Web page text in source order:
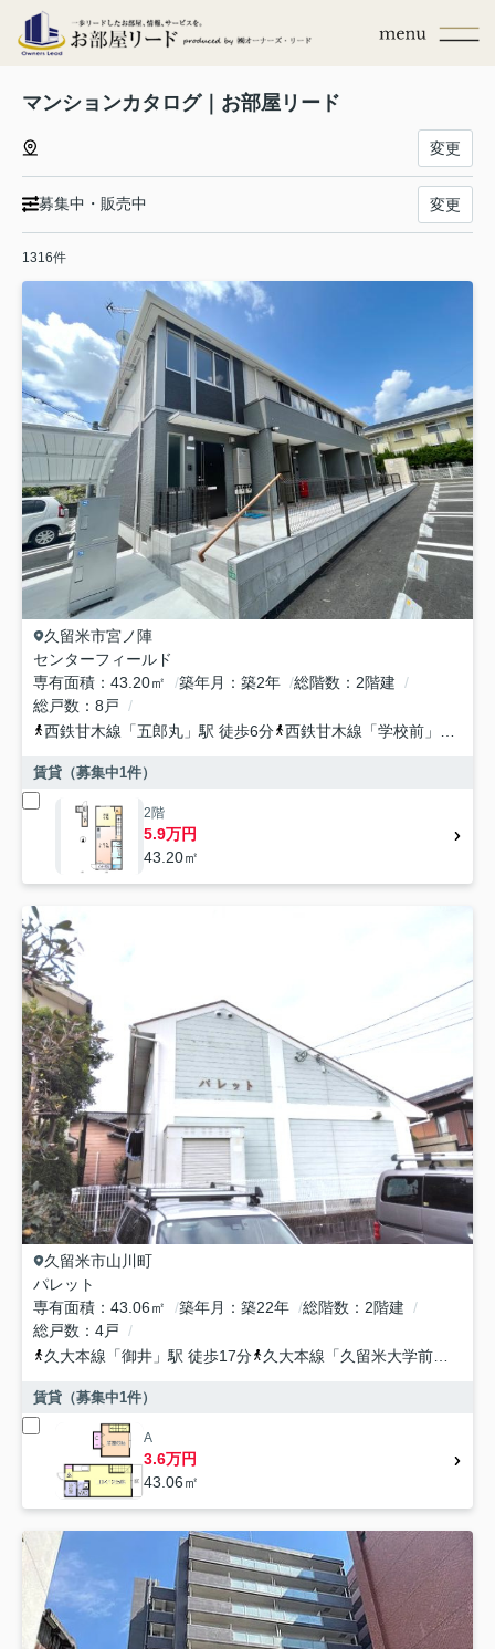
マンションカタログ｜お部屋リード
変更
募集中・販売中 変更
1316件
久留米市宮ノ陣
センターフィールド
専有面積
43.20㎡ 築年月 築2年 総階数
2階建
総戸数
8戸
西鉄甘木線 「五郎丸 」駅 徒歩6分 西鉄甘木線 「学校前 」駅 徒歩13分
賃貸（募集中1件）
2階
5.9万円
43.20㎡
久留米市山川町
パレット
専有面積
43.06㎡ 築年月 築22年 総階数
2階建
総戸数
4戸
久大本線 「御井 」駅 徒歩17分 久大本線 「久留米大学前
賃貸（募集中1件）
A
3.6万円
43.06㎡